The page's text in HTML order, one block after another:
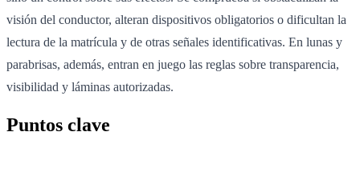
visión del conductor, alteran dispositivos obligatorios o dificultan la
lectura de la matrícula y de otras señales identificativas. En lunas y
parabrisas, además, entran en juego las reglas sobre transparencia,
visibilidad y láminas autorizadas.
Puntos clave